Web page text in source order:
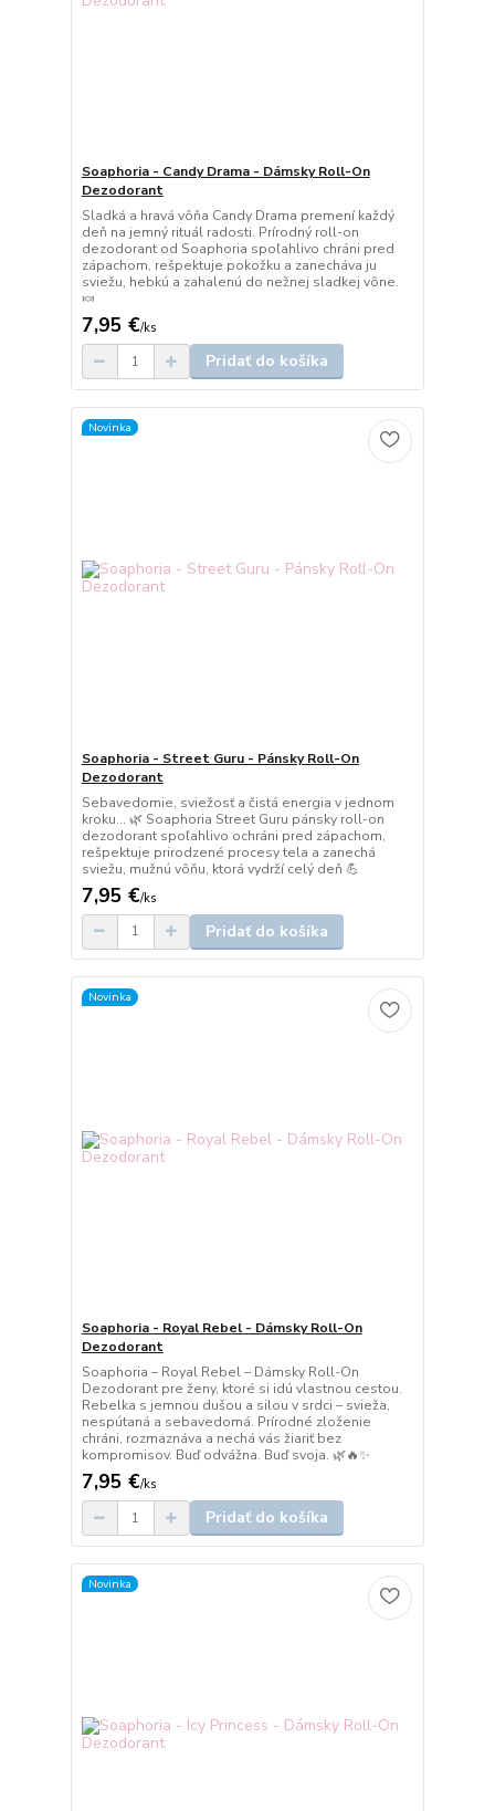
Soaphoria - Candy Drama - Dámsky Roll-On
Dezodorant
Sladká a hravá vôňa Candy Drama premení každý
deň na jemný rituál radosti. Prírodný roll-on
dezodorant od Soaphoria spoľahlivo chráni pred
zápachom, rešpektuje pokožku a zanecháva ju
sviežu, hebkú a zahalenú do nežnej sladkej vône.
🍬
7,95 €/ks
Pridať do košíka
Novinka
Soaphoria - Street Guru - Pánsky Roll-On
Dezodorant
Sebavedomie, sviežosť a čistá energia v jednom
kroku… 🌿 Soaphoria Street Guru pánsky roll-on
dezodorant spoľahlivo ochráni pred zápachom,
rešpektuje prirodzené procesy tela a zanechá
sviežu, mužnú vôňu, ktorá vydrží celý deň 💪
7,95 €/ks
Pridať do košíka
Novinka
Soaphoria - Royal Rebel - Dámsky Roll-On
Dezodorant
Soaphoria – Royal Rebel – Dámsky Roll-On
Dezodorant pre ženy, ktoré si idú vlastnou cestou.
Rebelka s jemnou dušou a silou v srdci – svieža,
nespútaná a sebavedomá. Prírodné zloženie
chráni, rozmaznáva a nechá vás žiariť bez
kompromisov. Buď odvážna. Buď svoja. 🌿🔥✨
7,95 €/ks
Pridať do košíka
Novinka